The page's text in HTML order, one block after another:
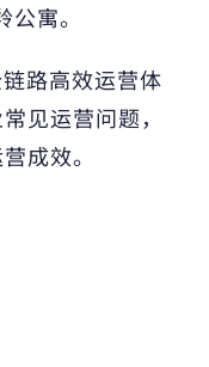
寓。
路高效运营体
见运营问题，
成效。